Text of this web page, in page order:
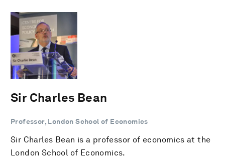
Sir Charles Bean
Professor, London School of Economics
Sir Charles Bean is a professor of economics at the
London School of Economics.